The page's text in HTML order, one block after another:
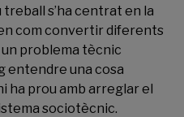
s’ha centrat en la
com convertir diferents
problema tècnic
entendre una cosa
ha prou amb arreglar el
sociotècnic.